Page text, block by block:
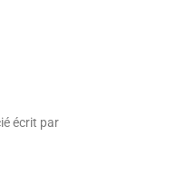
écrit par